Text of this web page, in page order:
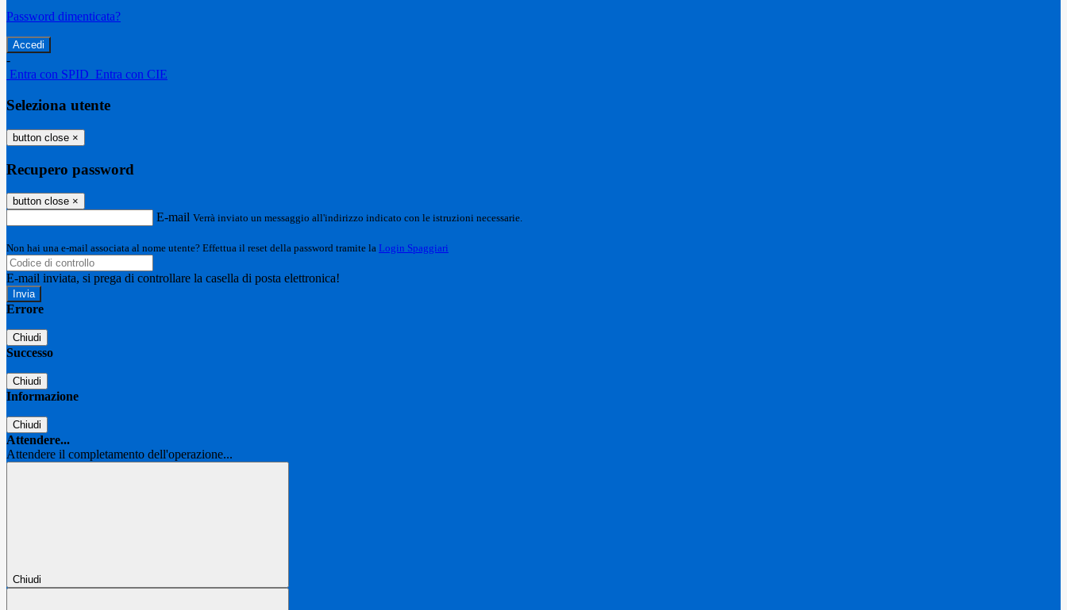
Password dimenticata?
-
Entra con SPID Entra con CIE
Seleziona utente
button close ×
Recupero password
button close ×
E-mail Verrà inviato un messaggio all'indirizzo indicato con le istruzioni necessarie.
Non hai una e-mail associata al nome utente? Effettua il reset della password tramite la Login Spaggiari
E-mail inviata, si prega di controllare la casella di posta elettronica!
Errore
Chiudi
Successo
Chiudi
Informazione
Chiudi
Attendere...
Attendere il completamento dell'operazione...
Chiudi